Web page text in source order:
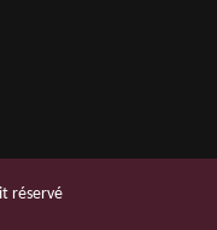
réservé